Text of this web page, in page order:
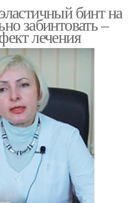
бинт на
забинтовать –
лечения